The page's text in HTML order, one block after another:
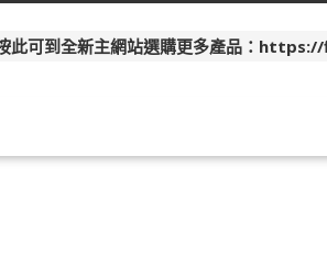
此可到全新主網站選購更多產品：